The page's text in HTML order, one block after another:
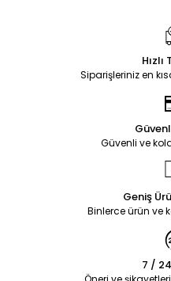
Siparişleriniz en
Güvenli ve
Geniş
Binlerce ürün ve
7 / 24